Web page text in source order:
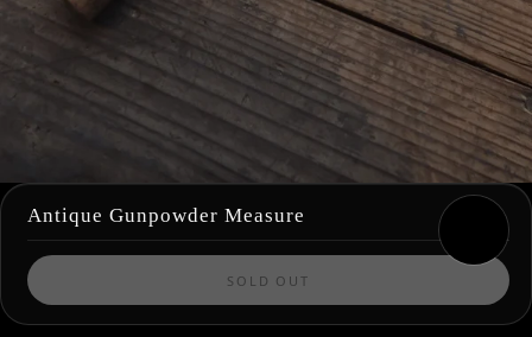
Antique Gunpowder Measure
SOLD OUT